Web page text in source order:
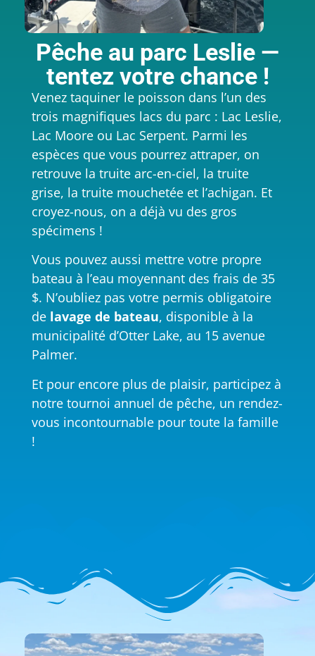
Pêche au parc Leslie —
tentez votre chance !
Venez taquiner le poisson dans l’un des
trois magnifiques lacs du parc : Lac Leslie,
Lac Moore ou Lac Serpent. Parmi les
espèces que vous pourrez attraper, on
retrouve la truite arc-en-ciel, la truite
grise, la truite mouchetée et l’achigan. Et
croyez-nous, on a déjà vu des gros
spécimens !
Vous pouvez aussi mettre votre propre
bateau à l’eau moyennant des frais de 35
$. N’oubliez pas votre permis obligatoire
de lavage de bateau, disponible à la
municipalité d’Otter Lake, au 15 avenue
Palmer.
Et pour encore plus de plaisir, participez à
notre tournoi annuel de pêche, un rendez-
vous incontournable pour toute la famille
!